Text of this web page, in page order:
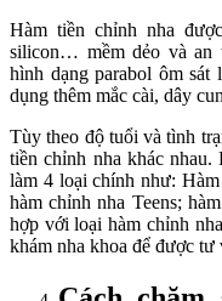
Hàm tiền chỉnh nha
silicon… mềm dẻo và an
hình dạng parabol ôm sát
dụng thêm mắc cài, dây
Tùy theo độ tuổi và tình
tiền chỉnh nha khác nhau.
làm 4 loại chính như:
hàm chỉnh nha Teens;
hợp với loại hàm chỉnh
khám nha khoa để được tư